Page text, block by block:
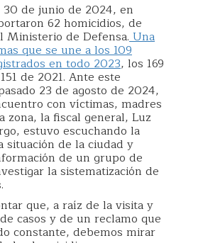
de junio de 2024, en
62 homicidios, de
Ministerio de Defensa.Una
que se une a los 109
en todo 2023, los 169
de 2021. Ante este
23 de agosto de 2024,
con víctimas, madres
zona, la fiscal general, Luz
estuvo escuchando la
situación de la ciudad y
de un grupo de
la sistematización de
que, a raíz de la visita y
casos y de un reclamo que
constante, debemos mirar